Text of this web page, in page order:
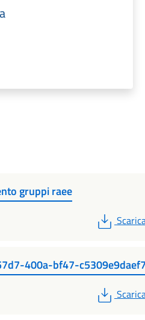
gruppi raee
PDF
400a-bf47-
PDF